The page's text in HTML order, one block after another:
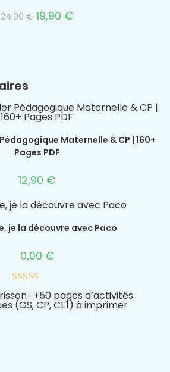
24,90€ 19,90 €
Maternelle & CP | 160+
Pages PDF
12,90 €
je la découvre avec Paco
0,00 €
4.75
sur 5